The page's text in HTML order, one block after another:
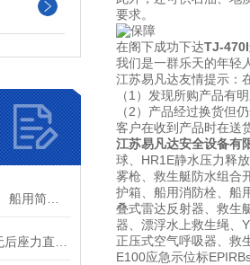
要求。
在阁下成功下达TJ-
我们是一群乐天的年轻
江苏易凡达友情提示：
（1）发现所购产品有
（2）产品经过换货但
客户在收到产品时在送
江苏易凡达安全设备有
球、HR1E静水压力释
雾枪、救生艇防水组合
护箱、船用消防栓、船
叠式雷达反射器、救生
器、漂浮水上救生绳、
正压式空气呼吸器、救
E100应急示位标